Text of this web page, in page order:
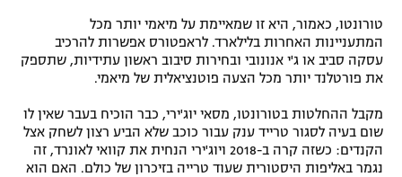
טורונטו, כאמור, היא זו שמאיימת על מיאמי יותר מכל
המתעניינות האחרות בלילארד. לראפטורס אפשרות להרכיב
עסקה סביב או ג'י אנונובי ובחירות סיבוב ראשון עתידיות, שתספק
את פורטלנד יותר מכל הצעה פוטנציאלית של מיאמי.
מקבל ההחלטות בטורונטו, מסאי יוג'ירי, כבר הוכיח בעבר שאין לו
שום בעיה לסגור טרייד ענק עבור כוכב שלא הביע רצון לשחק אצל
הקנדים: כשזה קרה ב-2018 ויוג'ירי הנחית את קוואי לאונרד, זה
נגמר באליפות היסטורית שעוד טרייה בזיכרון של כולם. האם הוא